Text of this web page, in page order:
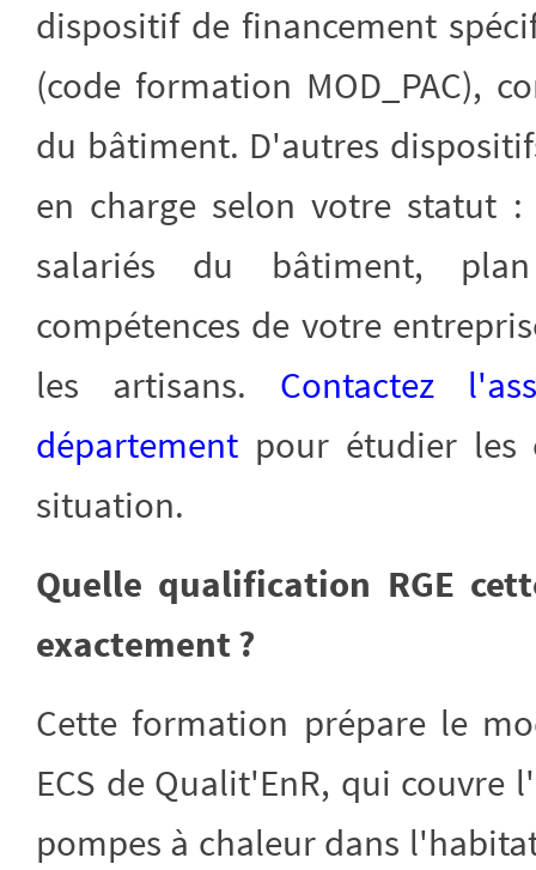
dispositif de financement
(code formation MOD_PAC),
du bâtiment. D'autres
en charge selon votre statut :
salariés du bâtiment,
compétences de votre
les artisans. Contactez
département pour étudier les
situation.
Quelle qualification RGE
exactement ?
Cette formation prépare le
ECS de Qualit'EnR, qui
pompes à chaleur dans